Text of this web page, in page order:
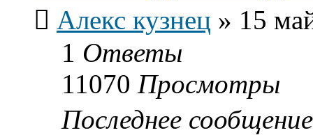
Алекс кузнец » 15
1 Ответы
11070 Просмотры
Последнее